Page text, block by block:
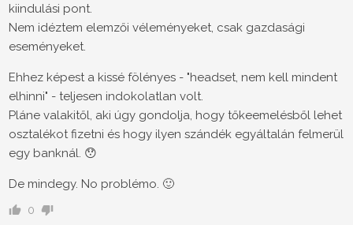
kiindulási pont.
Nem idéztem elemzői véleményeket, csak gazdasági
eseményeket.
Ehhez képest a kissé fölényes - "headset, nem kell mindent
elhinni" - teljesen indokolatlan volt.
Pláne valakitől, aki úgy gondolja, hogy tőkeemelésből lehet
osztalékot fizetni és hogy ilyen szándék egyáltalán felmerül
egy banknál. 😯
De mindegy. No problémo. 🙂
0